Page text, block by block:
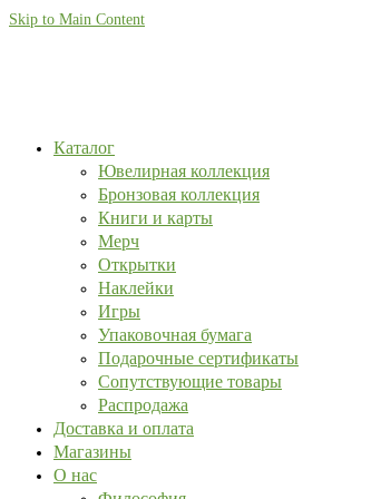
Skip to Main Content
Каталог
Ювелирная коллекция
Бронзовая коллекция
Книги и карты
Мерч
Открытки
Наклейки
Игры
Упаковочная бумага
Подарочные сертификаты
Сопутствующие товары
Распродажа
Доставка и оплата
Магазины
О нас